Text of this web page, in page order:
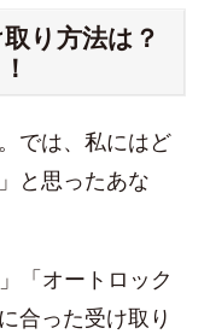
り方法は？
では、私にはど
と思ったあな
「オートロック
合った受け取り